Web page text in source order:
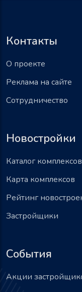
Контакты
О проекте
Реклама на сайте
Сотрудничество
Новостройки
Каталог комплексов
Карта комплексов
Рейтинг
Застройщики
События
Акции